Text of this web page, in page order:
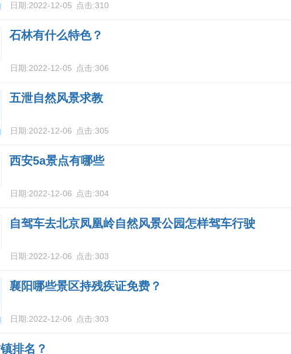
日期:2022-12-05 点击:310
石林有什么特色？
日期:2022-12-05 点击:306
五泄自然风景求教
日期:2022-12-06 点击:305
西安5a景点有哪些
日期:2022-12-06 点击:304
自驾车去北京凤凰岭自然风景公园怎样驾车行驶
日期:2022-12-06 点击:303
襄阳哪些景区持残疾证免费？
日期:2022-12-06 点击:303
排名？